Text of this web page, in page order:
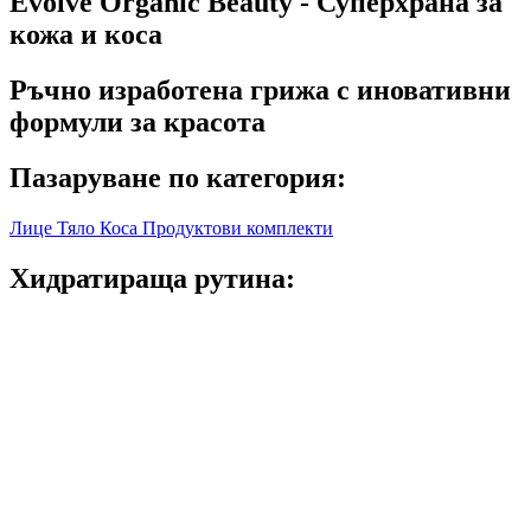
кожа и коса
Ръчно изработена грижа с иновативни
формули за красота
Пазаруване по категория:
Лице Тяло Коса Продуктови комплекти
Хидратираща рутина: